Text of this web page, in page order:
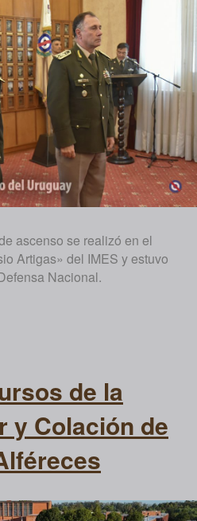
ascenso se realizó en el
Artigas» del IMES y estuvo
Nacional.
de la
y Colación de